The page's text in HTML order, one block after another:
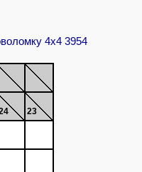
4x4 3954
23